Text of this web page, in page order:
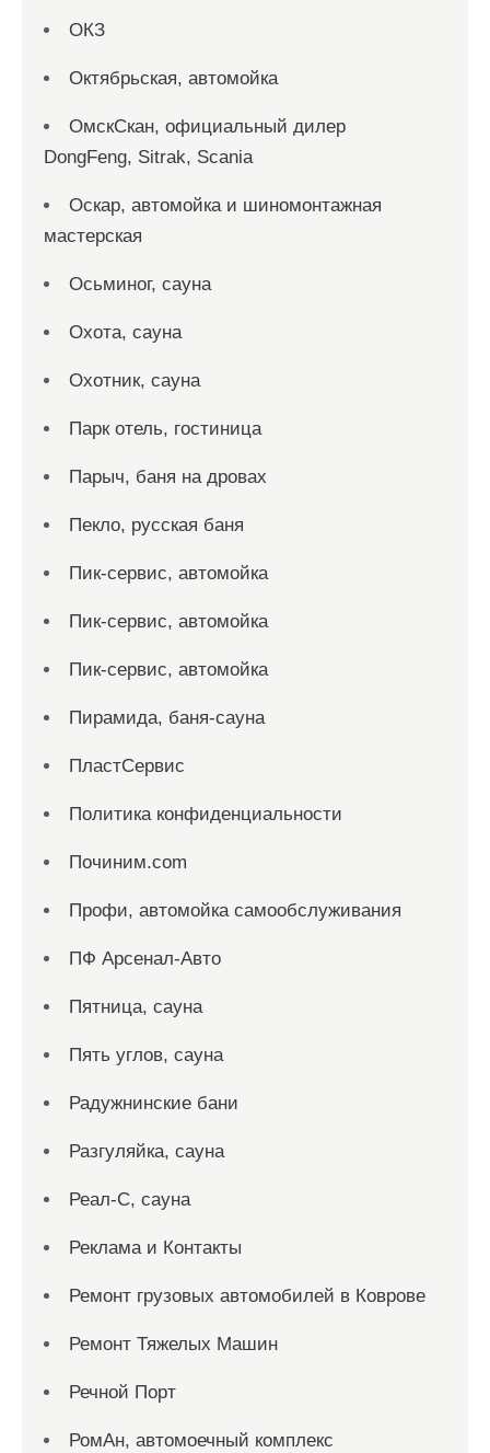
ОКЗ
Октябрьская, автомойка
ОмскСкан, официальный дилер
DongFeng, Sitrak, Scania
Оскар, автомойка и шиномонтажная
мастерская
Осьминог, сауна
Охота, сауна
Охотник, сауна
Парк отель, гостиница
Парыч, баня на дровах
Пекло, русская баня
Пик-сервис, автомойка
Пик-сервис, автомойка
Пик-сервис, автомойка
Пирамида, баня-сауна
ПластСервис
Политика конфиденциальности
Починим.com
Профи, автомойка самообслуживания
ПФ Арсенал-Авто
Пятница, сауна
Пять углов, сауна
Радужнинские бани
Разгуляйка, сауна
Реал-С, сауна
Реклама и Контакты
Ремонт грузовых автомобилей в Коврове
Ремонт Тяжелых Машин
Речной Порт
РомАн, автомоечный комплекс